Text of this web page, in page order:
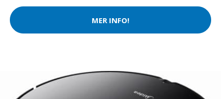
MER INFO!